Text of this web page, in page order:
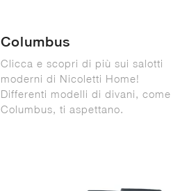
Columbus
Clicca e scopri di più sui salotti
moderni di Nicoletti Home!
Differenti modelli di divani, come
Columbus, ti aspettano.